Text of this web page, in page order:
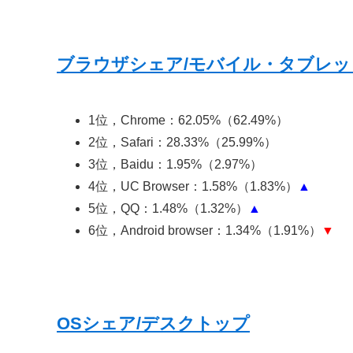
ブラウザシェア/モバイル・タブレ
1位，Chrome：62.05%（62.49%）
2位，Safari：28.33%（25.99%）
3位，Baidu：1.95%（2.97%）
4位，UC Browser：1.58%（1.83%）
▲
5位，QQ：1.48%（1.32%）
▲
6位，Android browser：1.34%（1.91%）
▼
OSシェア/デスクトップ